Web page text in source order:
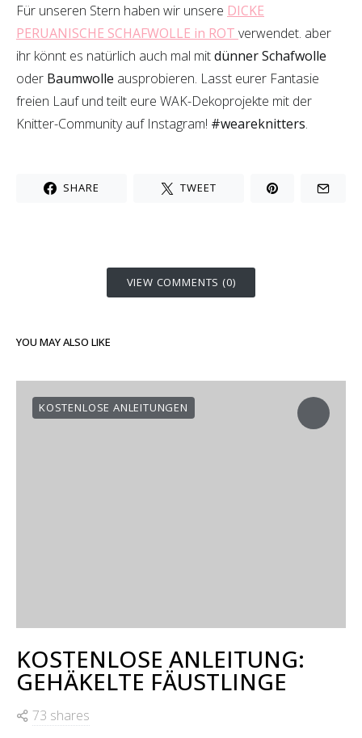
Für unseren Stern haben wir unsere DICKE
PERUANISCHE SCHAFWOLLE in ROT verwendet. aber
ihr könnt es natürlich auch mal mitdünner Schafwolle
oder Baumwolle ausprobieren. Lasst eurer Fantasie
freien Lauf und teilt eure WAK-Dekoprojekte mit der
Knitter-Community auf Instagram! #weareknitters.
SHARE TWEET
VIEW COMMENTS (0)
YOU MAY ALSO LIKE
KOSTENLOSE ANLEITUNGEN
KOSTENLOSE ANLEITUNG:
GEHÄKELTE FÄUSTLINGE
73 shares